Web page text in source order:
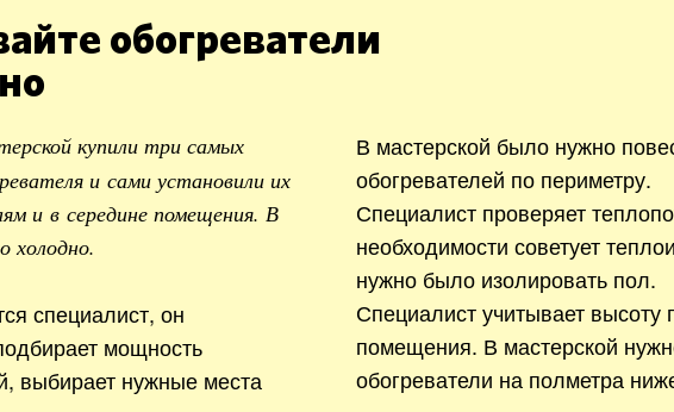
обогреватели
купили три самых
и сами установили их
и в середине помещения. В
холодно.
специалист, он
мощность
выбирает нужные места
В мастерской было нужно
обогревателей по периметру.
Специалист проверяет
необходимости советует
нужно было изолировать пол.
Специалист учитывает высоту
помещения. В мастерской
обогреватели на полметра